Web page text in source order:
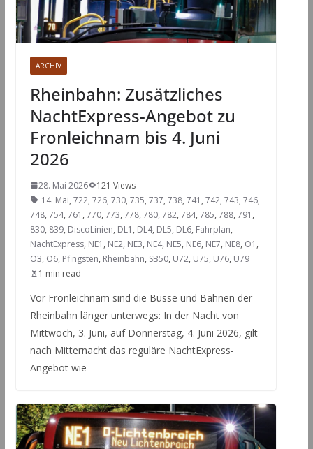
ARCHIV
Rheinbahn: Zusätzliches
NachtExpress-Angebot zu
Fronleichnam bis 4. Juni
2026
28. Mai 2026
121 Views
14. Mai, 722, 726, 730, 735, 737, 738, 741 , 742, 743, 746,
748, 754, 761 , 770, 773, 778, 780, 782, 784, 785, 788, 791 ,
830, 839, DiscoLinien, DL1 , DL4, DL5, DL6, Fahrplan,
NachtExpress, NE1 , NE2, NE3, NE4, NE5, NE6, NE7, NE8, O1 ,
O3, O6, Pfingsten, Rheinbahn, SB50, U72, U75, U76, U79
1 min read
Vor Fronleichnam sind die Busse und Bahnen der
Rheinbahn länger unterwegs: In der Nacht von
Mittwoch, 3. Juni, auf Donnerstag, 4. Juni 2026, gilt
nach Mitternacht das reguläre NachtExpress-
Angebot wie